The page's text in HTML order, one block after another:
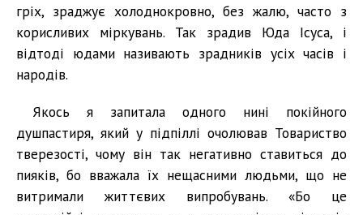
гріх, зраджує холоднокровно, без жалю, часто з
корисливих міркувань. Так зрадив Юда Ісуса, і
відтоді юдами називають зрадників усіх часів і
народів.
Якось я запитала одного нині покійного
душпастиря, який у підпіллі очолював Товариство
тверезості, чому він так негативно ставиться до
пияків, бо вважала їх нещасними людьми, що не
витримали життєвих випробувань. «Бо це